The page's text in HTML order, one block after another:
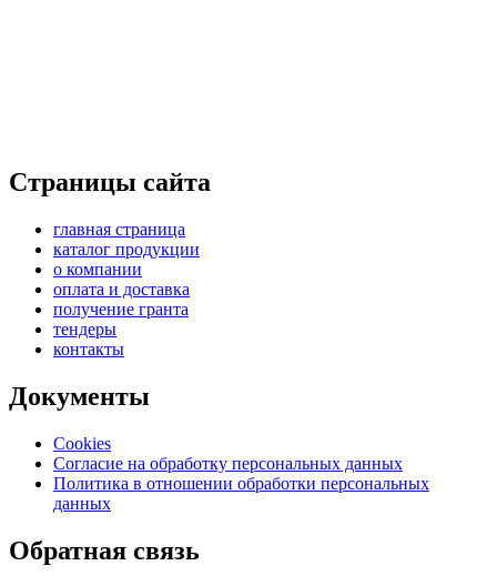
Страницы сайта
главная страница
каталог продукции
о компании
оплата и доставка
получение гранта
тендеры
контакты
Документы
Cookies
Согласие на обработку персональных данных
Политика в отношении обработки персональных
данных
Обратная связь